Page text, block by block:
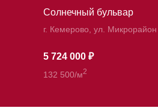
Солнечный бульвар
г. Кемерово, ул.
5 724 000 ₽
132 500/м2